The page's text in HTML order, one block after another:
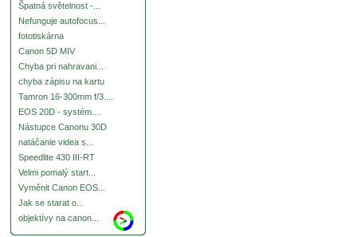
Špatná světelnost -...
Nefunguje autofocus...
fototiskárna
Canon 5D MIV
Chyba pri nahravani...
chyba zápisu na kartu
Tamron 16-300mm f/3....
EOS 20D - systém....
Nástupce Canonu 30D
natáčanie videa s...
Speedlite 430 III-RT
Velmi pomalý start...
Vyměnit Canon EOS...
Jak se starat o...
objektívy na canon...